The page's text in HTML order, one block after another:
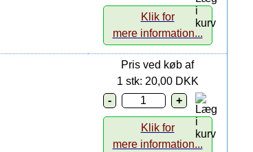
Klik for
mere information...
Pris ved køb af
1 stk: 20,00 DKK
Klik for
mere information...